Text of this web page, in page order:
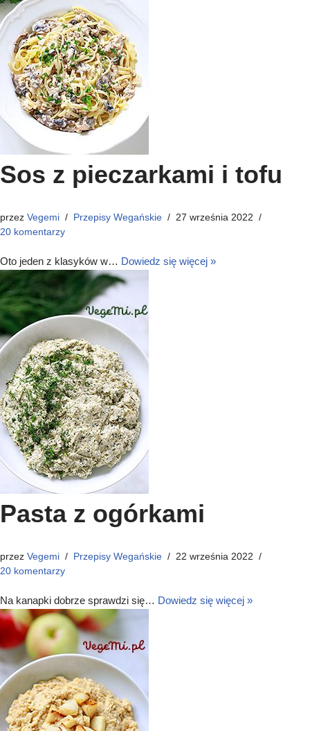
Sos z pieczarkami i tofu
przez Vegemi Przepisy Wegańskie
27 września 2022
20 komentarzy
Oto jeden z klasyków w… Dowiedz się więcej »
Pasta z ogórkami
przez Vegemi Przepisy Wegańskie
22 września 2022
20 komentarzy
Na kanapki dobrze sprawdzi się… Dowiedz się więcej »